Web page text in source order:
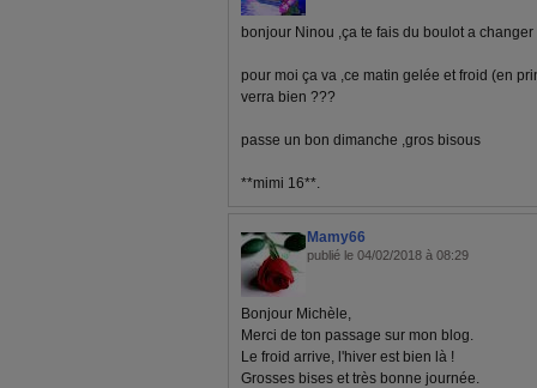
bonjour Ninou ,ça te fais du boulot a
pour moi ça va ,ce matin gelée et froid (en
verra bien ???
passe un bon dimanche ,gros bisous
**mimi 16**.
Mamy66
publié le 04/02/2018 à 08:29
Bonjour Michèle,
Merci de ton passage sur mon blog.
Le froid arrive, l'hiver est bien là !
Grosses bises et très bonne journée.